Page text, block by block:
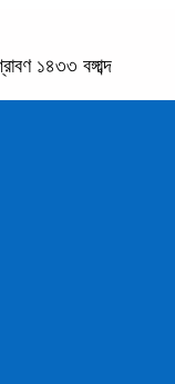
১৪৩৩ বঙ্গাব্দ